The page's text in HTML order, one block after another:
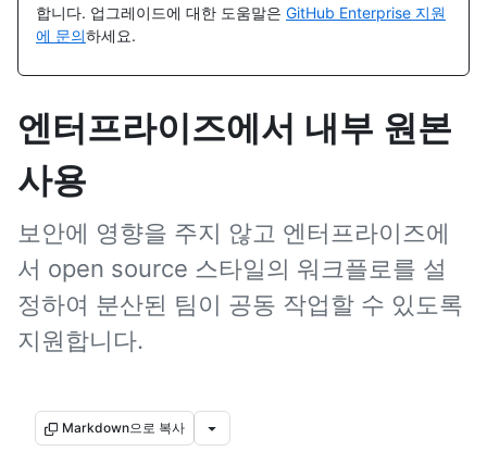
합니다. 업그레이드에 대한 도움말은 GitHub Enterprise 지원
에 문의하세요.
엔터프라이즈에서 내부 원본
사용
보안에 영향을 주지 않고 엔터프라이즈에
서 open source 스타일의 워크플로를 설
정하여 분산된 팀이 공동 작업할 수 있도록
지원합니다.
Markdown으로 복사